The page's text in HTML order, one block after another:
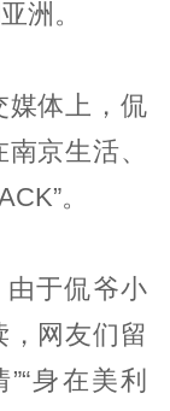
洲。
媒体上，侃
京生活、
。
由于侃爷小
网友们留
身在美利